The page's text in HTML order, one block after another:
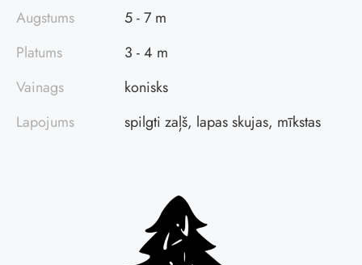
Augstums
5 - 7 m
Platums
3 - 4 m
Vainags
konisks
Lapojums
spilgti zaļš, lapas skujas, mīkstas